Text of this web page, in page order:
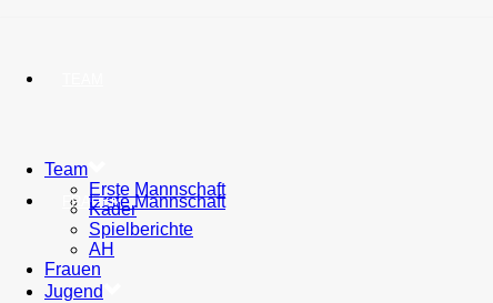
Erste Mannschaft
FRAUEN
Team
Erste Mannschaft
Kader
Spielberichte
AH
Frauen
Jugend